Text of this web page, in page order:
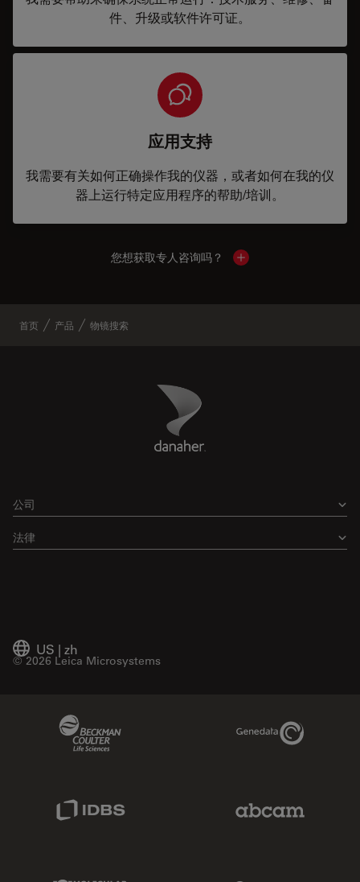
件、升级或软件许可证。
应用支持
我需要有关如何正确操作我的仪器，或者如何在我的仪
器上运行特定应用程序的帮助/培训。
您想获取专人咨询吗？ Show local contacts
首页 产品 物镜搜索
Danaher Logo
公司
法律
US | zh
© 2026 Leica Microsystems
Genedata Link
Molecular Devices Link